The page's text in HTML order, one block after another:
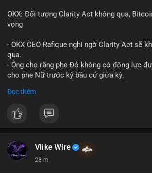
OKX: Đối tượng Clarity Act không qua,
vọng
- OKX CEO Rafique nghi ngờ Clarity Act sẽ
qua.
- Ông cho rằng phe Đỏ không có động lực
cho phe Nữ trước kỳ bầu cử giữa kỳ.
hỗ trợ pháp lý.
#binancesquare #cryptonews #btc
$btc
Đọc thêm
Vlike Wire
28 m